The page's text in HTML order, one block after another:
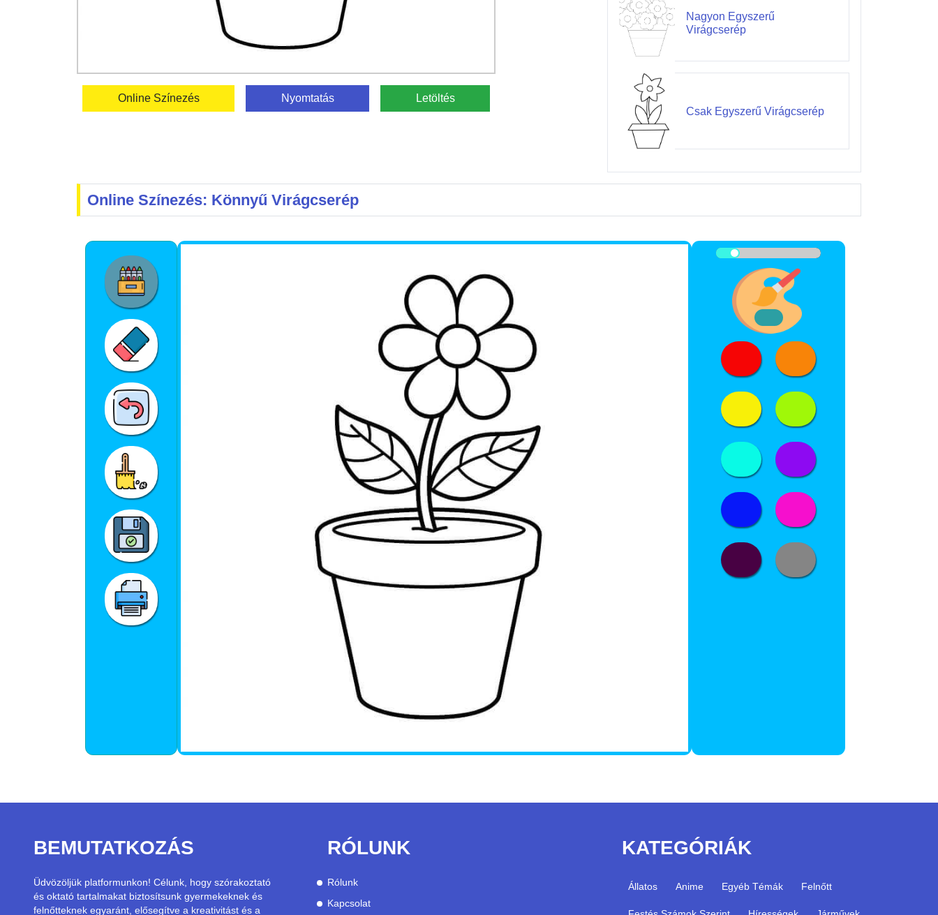
Online Színezés Nyomtatás Letöltés
Nagyon Egyszerű
Virágcserép
Csak Egyszerű Virágcserép
Online Színezés: Könnyű Virágcserép
BEMUTATKOZÁS
Üdvözöljük platformunkon! Célunk, hogy szórakoztató
és oktató tartalmakat biztosítsunk gyermekeknek és
felnőtteknek egyaránt, elősegítve a kreativitást és a
RÓLUNK
Rólunk
Kapcsolat
KATEGÓRIÁK
Állatos Anime Egyéb Témák Felnőtt